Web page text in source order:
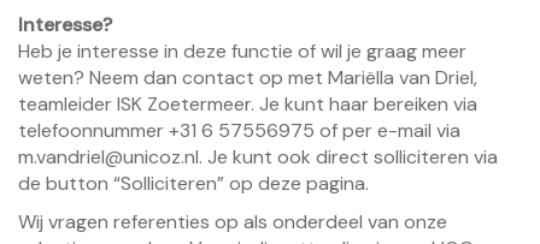
Interesse?
Heb je interesse in deze functie of wil je graag meer
weten? Neem dan contact op met Mariëlla van Driel,
teamleider ISK Zoetermeer. Je kunt haar bereiken via
telefoonnummer +31 6 57556975 of per e-mail via
m.vandriel@unicoz.nl. Je kunt ook direct solliciteren via
de button “Solliciteren” op deze pagina.
Wij vragen referenties op als onderdeel van onze